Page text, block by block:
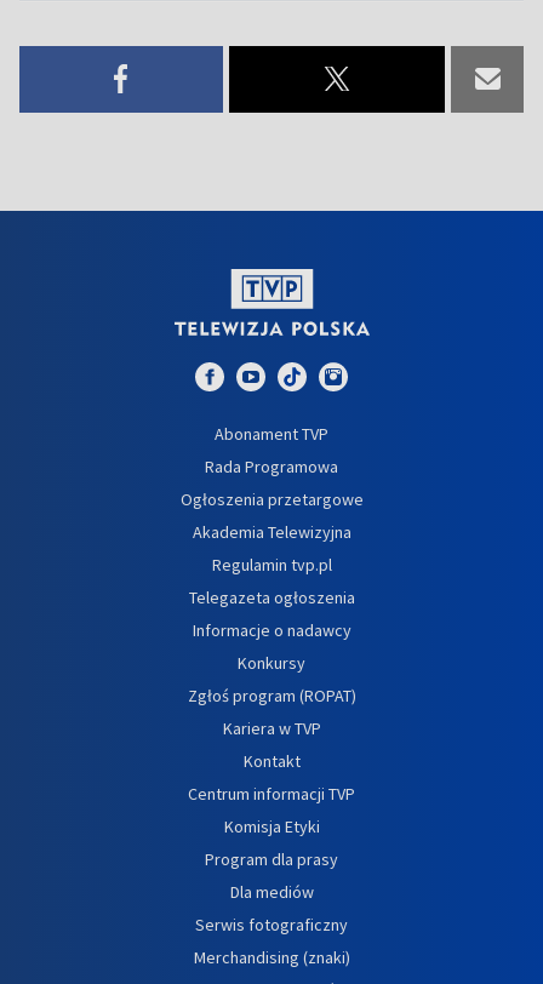
Abonament TVP
Rada Programowa
Ogłoszenia przetargowe
Akademia Telewizyjna
Regulamin tvp.pl
Telegazeta ogłoszenia
Informacje o nadawcy
Konkursy
Zgłoś program (ROPAT)
Kariera w TVP
Kontakt
Centrum informacji TVP
Komisja Etyki
Program dla prasy
Dla mediów
Serwis fotograficzny
Merchandising (znaki)